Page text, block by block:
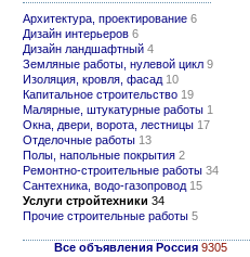
Архитектура, проектирование 6
Дизайн интерьеров 6
Дизайн ландшафтный 4
Земляные работы, нулевой цикл 9
Изоляция, кровля, фасад 10
Капитальное строительство 19
Малярные, штукатурные работы 1
Окна, двери, ворота, лестницы 17
Отделочные работы 13
Полы, напольные покрытия 2
Ремонтно-строительные работы 34
Сантехника, водо-газопровод 15
Услуги стройтехники 34
Прочие строительные работы 5
Все объявления Россия 9305